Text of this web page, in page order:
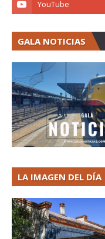
GALA NOTICIAS
LA IMAGEN DEL DÍA